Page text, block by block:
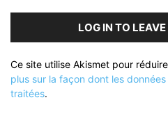
LOG IN TO
Ce site utilise Akismet pour
plus sur la façon dont les
traitées.